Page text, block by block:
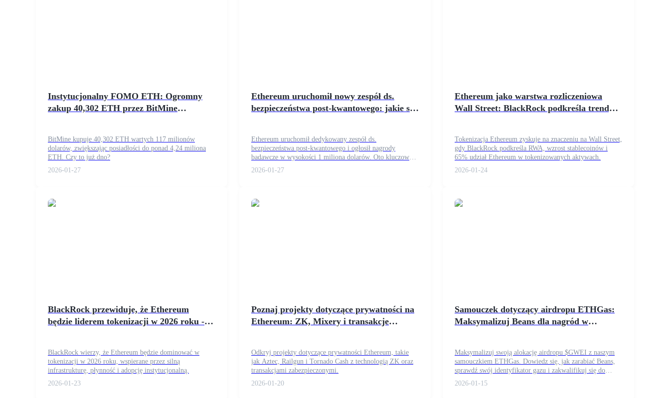
Strategie handlowe
Dowiedz się, jak zachować rentowność
Codziennie zdobywaj konkurencyjne nagrody
Instytucjonalny FOMO ETH: Ogromny
zakup 40,302 ETH przez BitMine
BitMine kupuje 40,302 ETH wartych 117 milionów
dolarów, zwiększając posiadłości do ponad 4,24 miliona
ETH. Czy to już dno?
2026-01-27
Ethereum uruchomił nowy zespół ds.
bezpieczeństwa post-kwantowego: jakie są
Ethereum uruchomił dedykowany zespół ds.
bezpieczeństwa post-kwantowego i ogłosił nagrody
badawcze w wysokości 1 miliona dolarów. Oto kluczowe
zadania, cele i co to oznacza dla przyszłego bezpieczeństwa
Ethereum.
2026-01-27
Ethereum jako warstwa rozliczeniowa
Wall Street: BlackRock podkreśla trendy
Tokenizacja Ethereum zyskuje na znaczeniu na Wall Street,
gdy BlackRock podkreśla RWA, wzrost stablecoinów i
65% udział Ethereum w tokenizowanych aktywach.
2026-01-24
BlackRock przewiduje, że Ethereum
będzie liderem tokenizacji w 2026 roku - co
BlackRock wierzy, że Ethereum będzie dominować w
tokenizacji w 2026 roku, wspierane przez silną
infrastrukturę, płynność i adopcję instytucjonalną.
2026-01-23
Poznaj projekty dotyczące prywatności na
Ethereum: ZK, Mixery i transakcje
Odkryj projekty dotyczące prywatności Ethereum, takie
jak Aztec, Railgun i Tornado Cash z technologią ZK oraz
transakcjami zabezpieczonymi.
2026-01-20
Samouczek dotyczący airdropu ETHGas:
Maksymalizuj Beans dla nagród w
Maksymalizuj swoją alokację airdropu $GWEI z naszym
samouczkiem ETHGas. Dowiedz się, jak zarabiać Beans,
sprawdź swój identyfikator gazu i zakwalifikuj się do
zrzutu "Genesis Harvest".
2026-01-15